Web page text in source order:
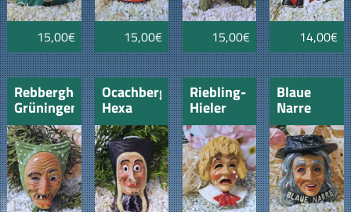
15,00€ 15,00€ 15,00€ 14,00€
Rebberghexe
Grüningen
Ocachberg
Hexa
Erlaheim
Riebling-
Hieler
Freiburg
Blaue
Narre
Freiburg
1